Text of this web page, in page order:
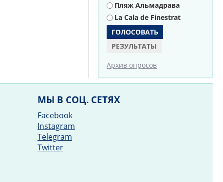
Пляж Альмадрава
La Cala de Finestrat
РЕЗУЛЬТАТЫ
Архив опросов
МЫ В СОЦ. СЕТЯХ
Facebook
Instagram
Telegram
Twitter